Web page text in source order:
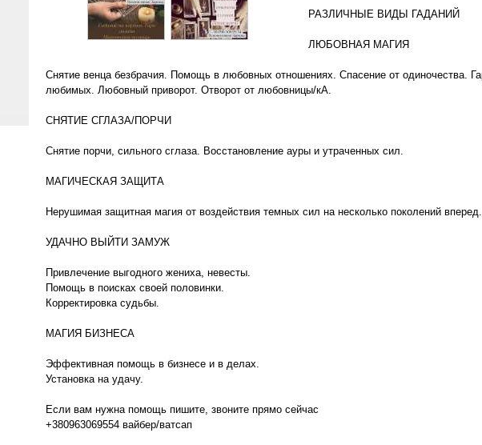
РАЗЛИЧНЫЕ ВИДЫ ГАДАНИЙ
ЛЮБОВНАЯ МАГИЯ
Снятие венца безбрачия. Помощь в любовных отношениях. Спасение от одиночества.
любимых. Любовный приворот. Отворот от любовницы/кА.
СНЯТИЕ СГЛАЗА/ПОРЧИ
Снятие порчи, сильного сглаза. Восстановление ауры и утраченных сил.
МАГИЧЕСКАЯ ЗАЩИТА
Нерушимая защитная магия от воздействия темных сил на несколько поколений вперед.
УДАЧНО ВЫЙТИ ЗАМУЖ
Привлечение выгодного жениха, невесты.
Помощь в поисках своей половинки.
Корректировка судьбы.
МАГИЯ БИЗНЕСА
Эффективная помощь в бизнесе и в делах.
Установка на удачу.
Если вам нужна помощь пишите, звоните прямо сейчас
+380963069554 вайбер/ватсап